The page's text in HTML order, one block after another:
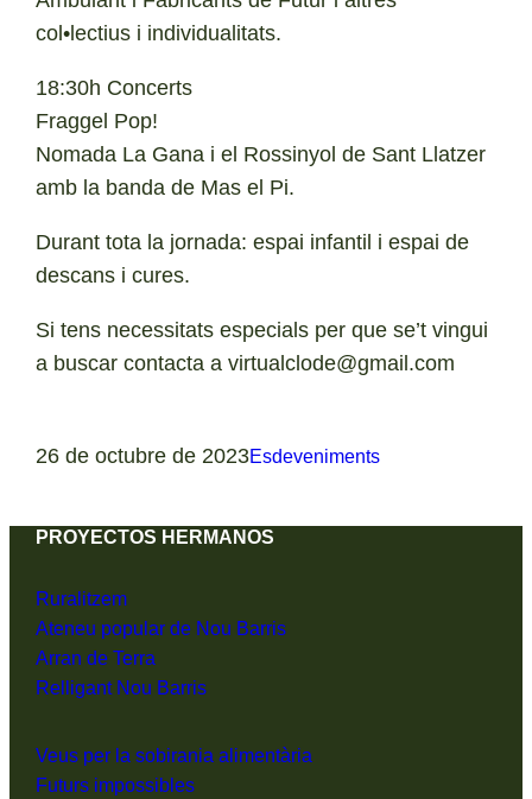
col•lectius i individualitats.
18:30h Concerts
Fraggel Pop!
Nomada La Gana i el Rossinyol de Sant Llatzer
amb la banda de Mas el Pi.
Durant tota la jornada: espai infantil i espai de
descans i cures.
Si tens necessitats especials per que se’t vingui
a buscar contacta a virtualclode@gmail.com
26 de octubre de 2023Esdeveniments
PROYECTOS HERMANOS
Ruralitzem
Ateneu popular de Nou Barris
Arran de Terra
Relligant Nou Barris
Veus per la sobirania alimentària
Futurs impossibles